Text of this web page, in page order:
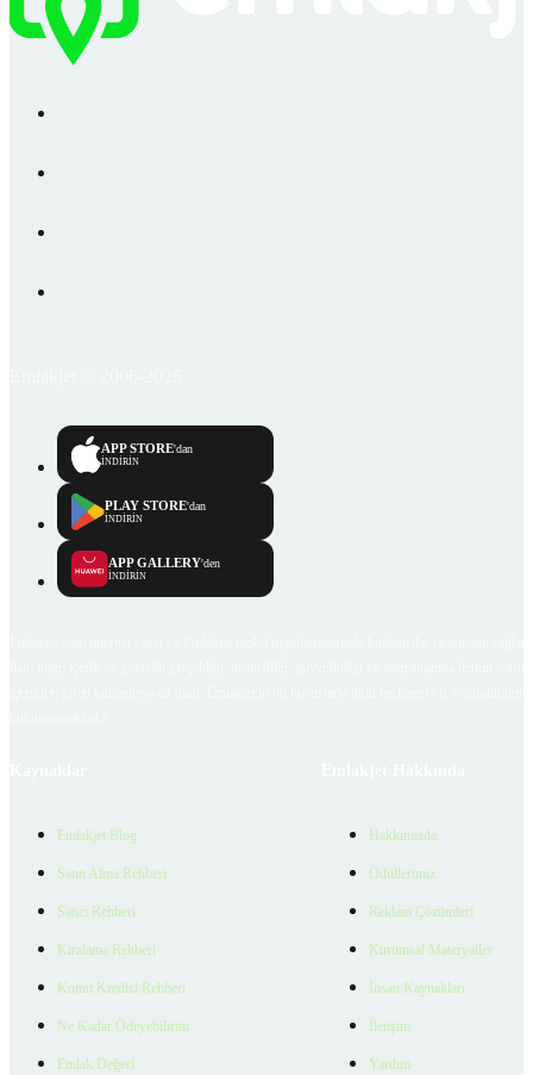
APP STORE'dan
İNDİRİN
PLAY STORE'dan
İNDİRİN
APP GALLERY'den
İNDİRİN
Emlakjet Blog
Satın Alma Rehberi
Satıcı Rehberi
Kiralama Rehberi
Konut Kredisi Rehberi
Ne Kadar Ödeyebilirim
Emlak Değeri
Hakkımızda
Ödüllerimiz
Reklam Çözümleri
Kurumsal Materyaller
İnsan Kaynakları
İletişim
Yardım